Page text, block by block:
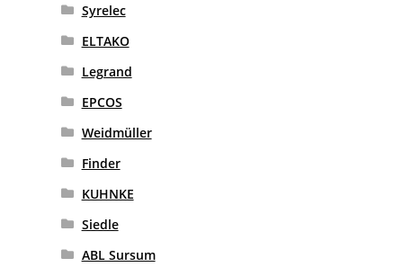
Syrelec
ELTAKO
Legrand
EPCOS
Weidmüller
Finder
KUHNKE
Siedle
ABL Sursum